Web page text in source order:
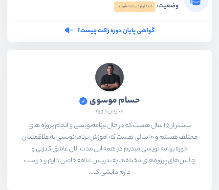
وضعیت: ابتدا وارد سایت شوید
گواهی پایان دوره راکت چیست؟
حسام موسوی
مدرس دوره
بیشتر از ۱۵ سال هست که در حال برنامه‌نویسی و انجام پروژه های
مختلف هستم و ۱۰ سالی هست که آموزش برنامه‌نویسی به علاقمندان
حوزه برنامه نویسی میدیم در همه این مدت الان عاشق کدزنی و
چالش‌های پروژه‌های مختلفم. به تدریس علاقه خاصی دارم و دوست
دارم دانشی ک...